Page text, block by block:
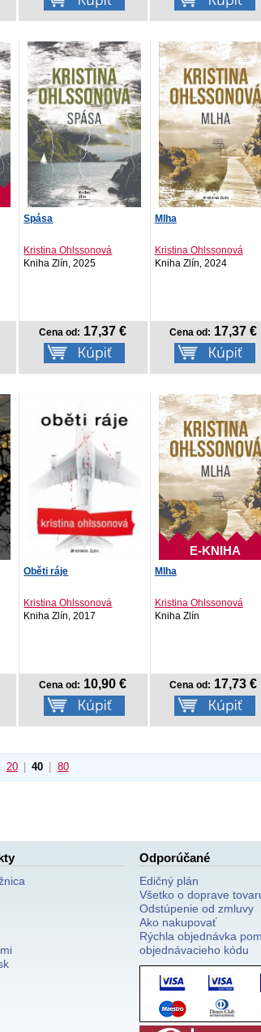
Spása
Kristina Ohlssonová
Kniha Zlín, 2025
Cena od: 17,37 €
Mlha
Kristina Ohlssonová
Kniha Zlín, 2024
Cena od: 17,37 €
Oběti ráje
Kristina Ohlssonová
Kniha Zlín, 2017
Cena od: 10,90 €
E-KNIHA
Mlha
Kristina Ohlssonová
Kniha Zlín
Cena od: 17,73 €
20 40 80
Odporúčané
Edičný plán
Všetko o doprave
Odstúpenie od zmluvy
Ako nakupovať
Rýchla objednávka
objednávacieho kódu